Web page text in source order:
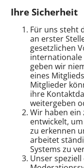
Ihre Sicherheit
Für uns steht
an erster
gesetzlichen
internationale
geben wir
eines
Mitglieder
ihre
weitergeben
Wir haben ein
entwickelt,
zu erkennen
arbeitet
Systems zu
Unser